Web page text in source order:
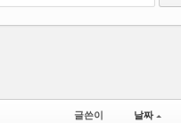
글쓴이 날짜